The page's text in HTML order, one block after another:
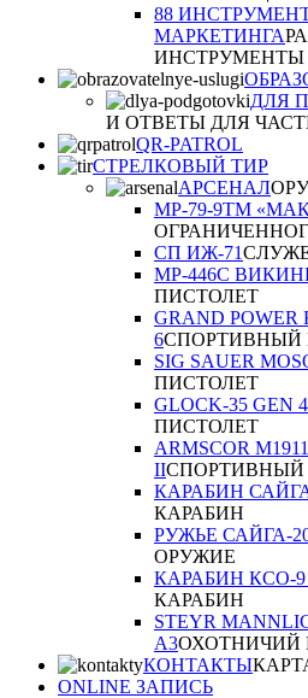
88
МАРКЕТИНГА
ИНСТРУМЕНТЫ
ДЛЯ
И ОТВЕТЫ ДЛЯ
QR-PATROL
СТРЕЛКОВЫЙ ТИР
АРСЕНАЛ
МР-79-9ТM
СП ИЖ-71
MP-446C
ПИСТОЛЕТ
GRAND POWER
6СПОРТИВНЫЙ
SIG SAUER
ПИСТОЛЕТ
GLOCK-35 GEN 4
ПИСТОЛЕТ
ARMSCOR
IIСПОРТИВНЫЙ
КАРАБИН
КАРАБИН
РУЖЬЕ САЙГА-
ОРУЖИЕ
КАРАБИН КСО-9
КАРАБИН
STEYR
A3ОХОТНИЧИЙ
КОНТАКТЫ
ONLINE ЗАПИСЬ